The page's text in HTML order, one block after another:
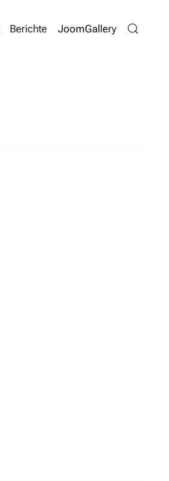
Berichte JoomGallery